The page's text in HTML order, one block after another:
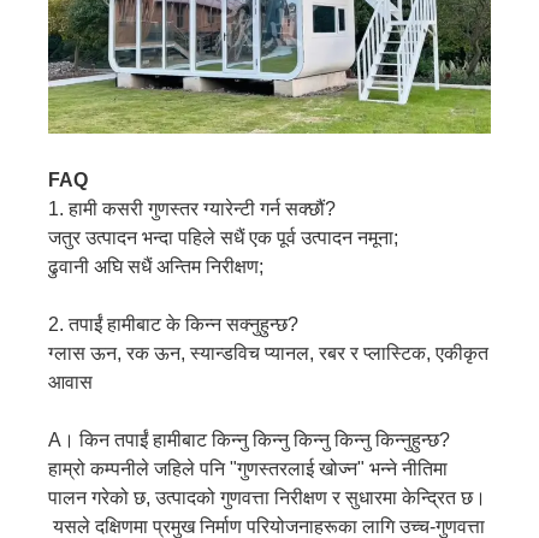
FAQ
1. हामी कसरी गुणस्तर ग्यारेन्टी गर्न सक्छौं?
जतुर उत्पादन भन्दा पहिले सधैं एक पूर्व उत्पादन नमूना;
ढुवानी अघि सधैं अन्तिम निरीक्षण;
2. तपाईं हामीबाट के किन्न सक्नुहुन्छ?
ग्लास ऊन, रक ऊन, स्यान्डविच प्यानल, रबर र प्लास्टिक, एकीकृत
आवास
A। किन तपाईं हामीबाट किन्नु किन्नु किन्नु किन्नु किन्नुहुन्छ?
हाम्रो कम्पनीले जहिले पनि "गुणस्तरलाई खोज्न" भन्ने नीतिमा
पालन गरेको छ, उत्पादको गुणवत्ता निरीक्षण र सुधारमा केन्द्रित छ।
यसले दक्षिणमा प्रमुख निर्माण परियोजनाहरूका लागि उच्च-गुणवत्ता